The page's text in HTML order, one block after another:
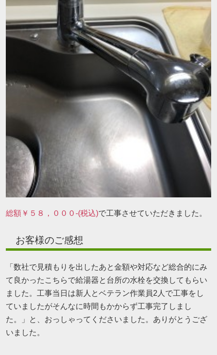
総額￥５８，０００-(税込)で工事させていただきました。
お客様のご感想
「数社で見積もりを出したあと金額や対応など総合的にみ
て良かったこちらで給湯器と台所の水栓を交換してもらい
ました。工事当日は新人とベテラン作業員2人で工事をし
ていましたがそんなに時間もかからず工事完了しまし
た。」と、おっしゃってくださいました。ありがとうござ
いました。